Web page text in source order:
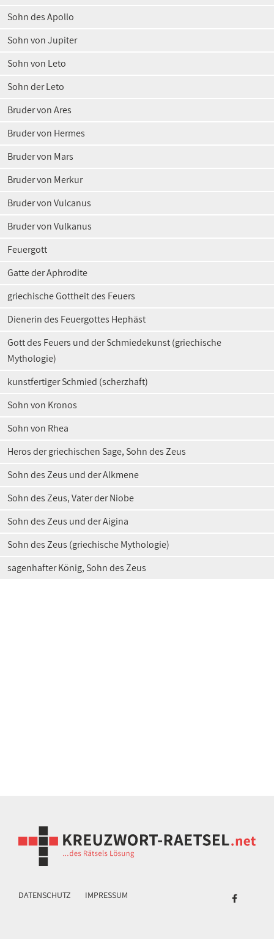
Sohn des Apollo
Sohn von Jupiter
Sohn von Leto
Sohn der Leto
Bruder von Ares
Bruder von Hermes
Bruder von Mars
Bruder von Merkur
Bruder von Vulcanus
Bruder von Vulkanus
Feuergott
Gatte der Aphrodite
griechische Gottheit des Feuers
Dienerin des Feuergottes Hephäst
Gott des Feuers und der Schmiedekunst (griechische
Mythologie)
kunstfertiger Schmied (scherzhaft)
Sohn von Kronos
Sohn von Rhea
Heros der griechischen Sage, Sohn des Zeus
Sohn des Zeus und der Alkmene
Sohn des Zeus, Vater der Niobe
Sohn des Zeus und der Aigina
Sohn des Zeus (griechische Mythologie)
sagenhafter König, Sohn des Zeus
DATENSCHUTZ IMPRESSUM